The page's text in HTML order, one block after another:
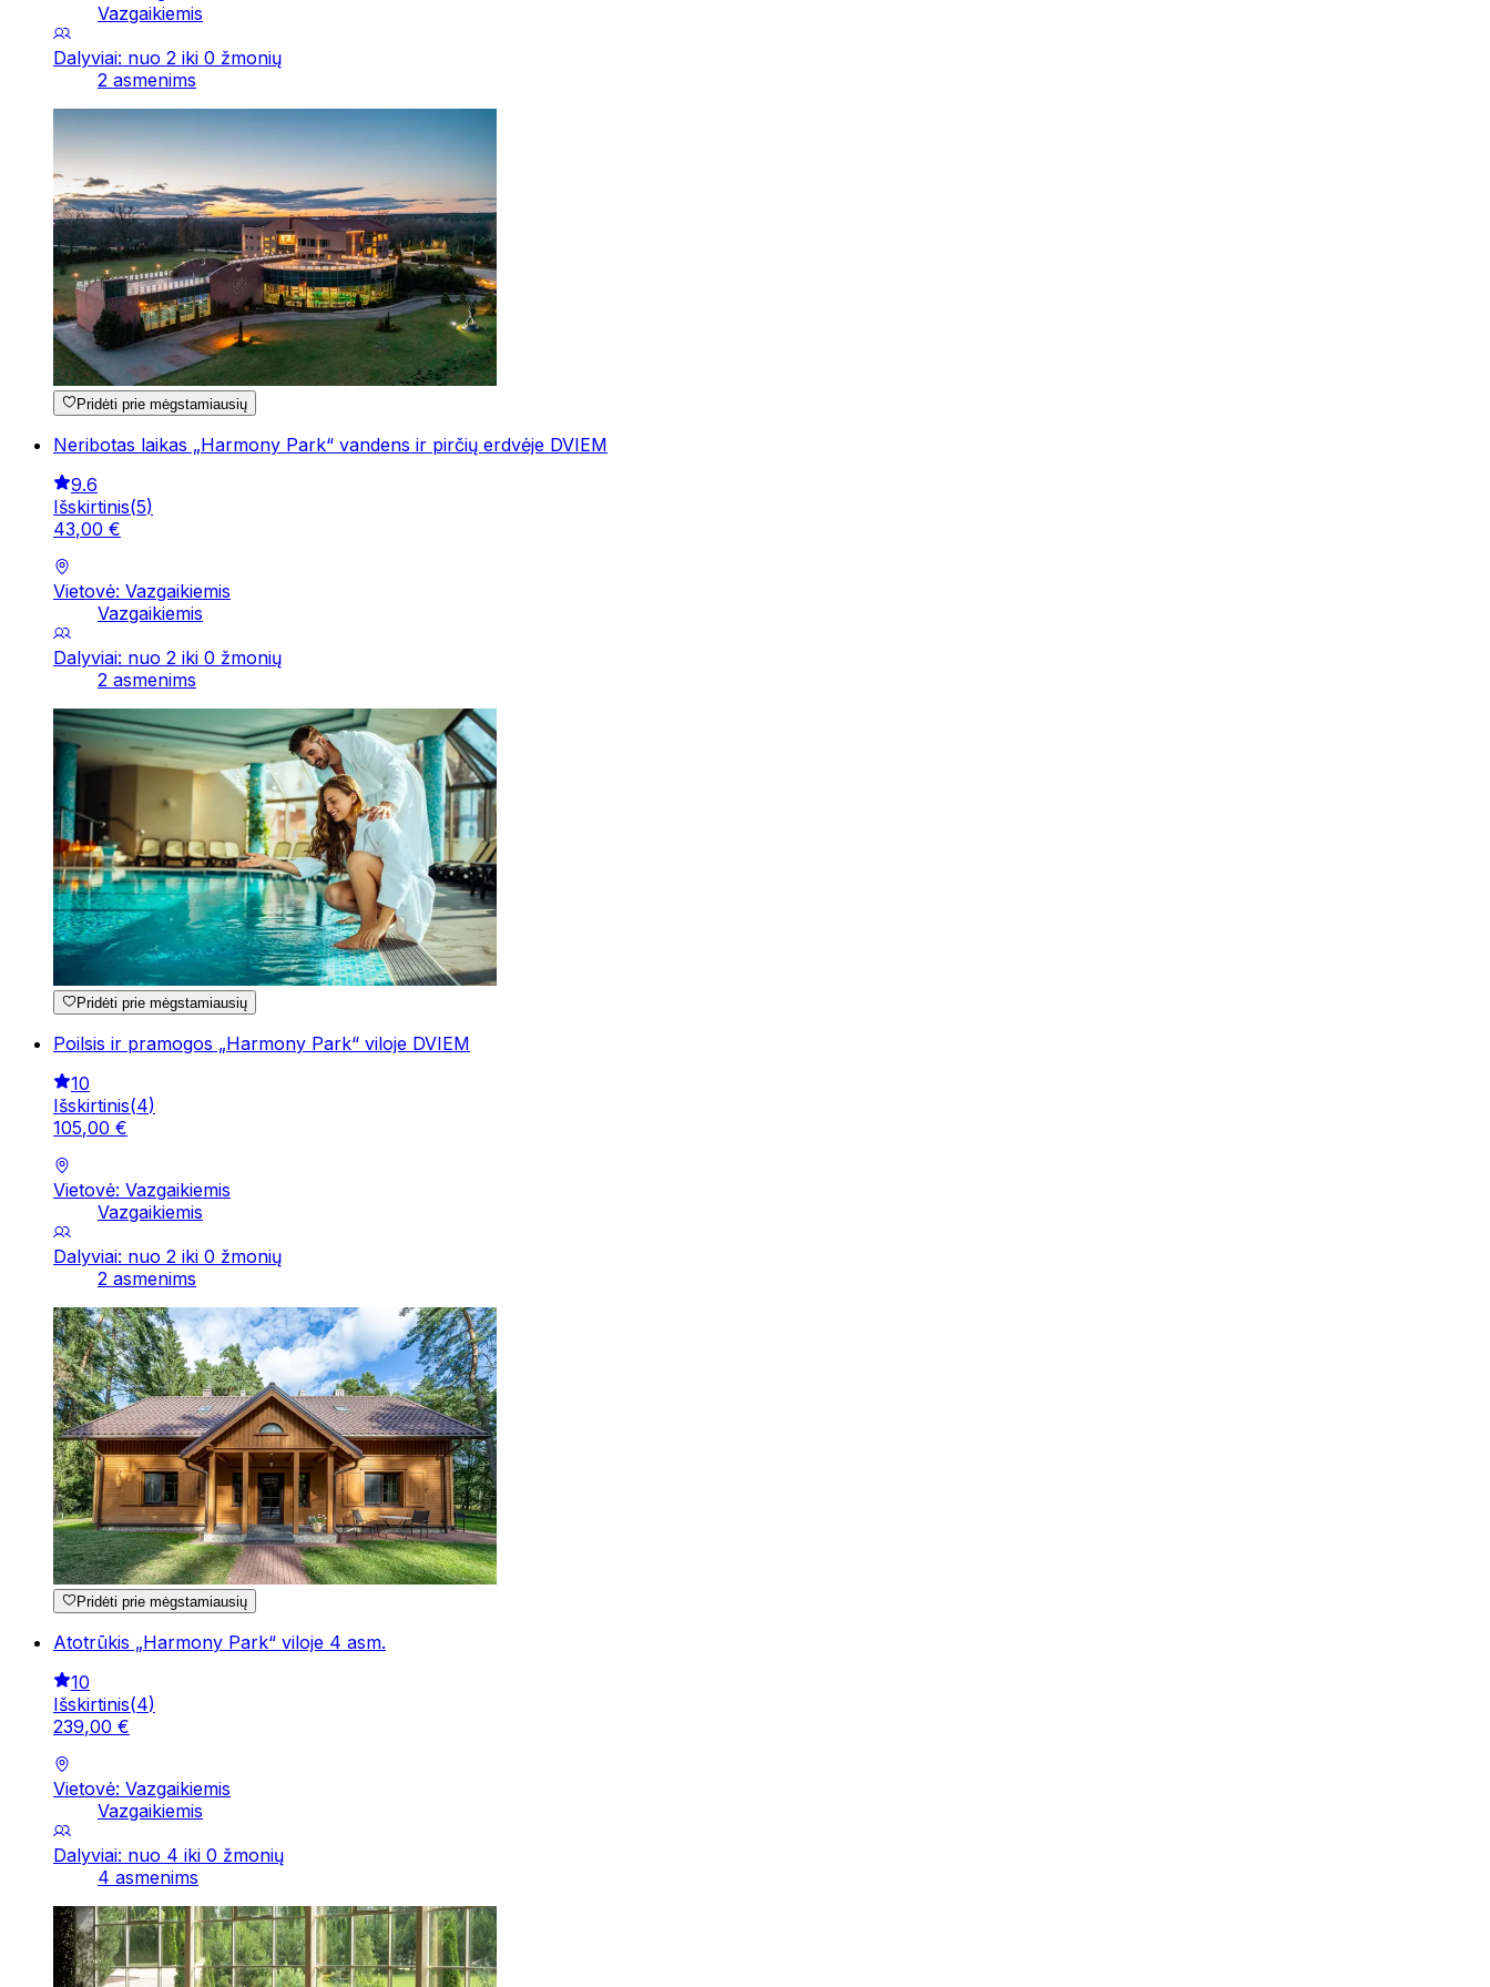
Vazgaikiemis
Dalyviai: nuo 2 iki 0 žmonių
2 asmenims
Pridėti prie mėgstamiausių
Neribotas laikas „Harmony Park“ vandens ir pirčių erdvėje DVIEM
9.6
Išskirtinis(5)
43,00 €
Vietovė: Vazgaikiemis
Vazgaikiemis
Dalyviai: nuo 2 iki 0 žmonių
2 asmenims
Pridėti prie mėgstamiausių
Poilsis ir pramogos „Harmony Park“ viloje DVIEM
10
Išskirtinis(4)
105,00 €
Vietovė: Vazgaikiemis
Vazgaikiemis
Dalyviai: nuo 2 iki 0 žmonių
2 asmenims
Pridėti prie mėgstamiausių
Atotrūkis „Harmony Park“ viloje 4 asm.
10
Išskirtinis(4)
239,00 €
Vietovė: Vazgaikiemis
Vazgaikiemis
Dalyviai: nuo 4 iki 0 žmonių
4 asmenims